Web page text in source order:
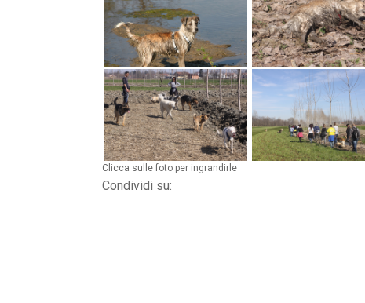
Clicca sulle foto per ingrandirle
Condividi su: